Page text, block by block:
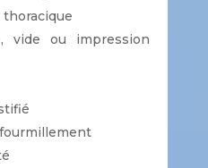
vide ou impression